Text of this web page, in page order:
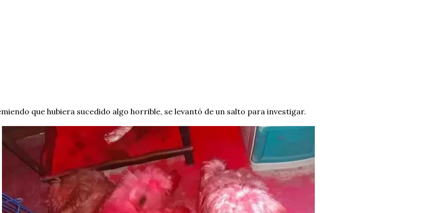
que hubiera sucedido algo horrible, se levantó de un salto para investigar.